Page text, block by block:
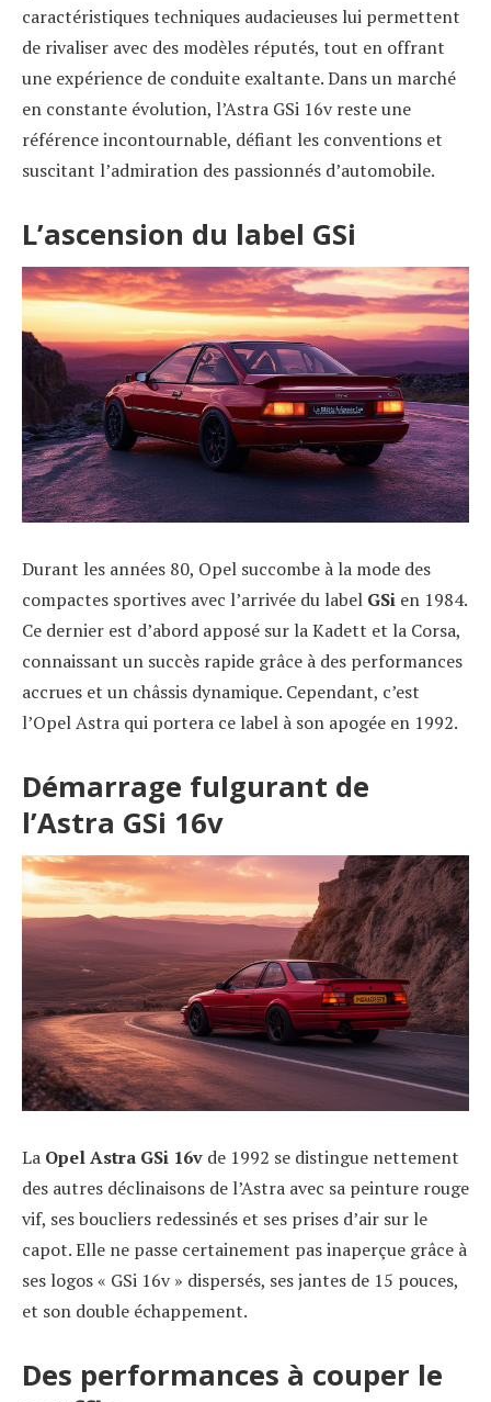
caractéristiques techniques audacieuses lui permettent
de rivaliser avec des modèles réputés, tout en offrant
une expérience de conduite exaltante. Dans un marché
en constante évolution, l’Astra GSi 16v reste une
référence incontournable, défiant les conventions et
suscitant l’admiration des passionnés d’automobile.
L’ascension du label GSi
Durant les années 80, Opel succombe à la mode des
compactes sportives avec l’arrivée du label GSi en 1984.
Ce dernier est d’abord apposé sur la Kadett et la Corsa,
connaissant un succès rapide grâce à des performances
accrues et un châssis dynamique. Cependant, c’est
l’Opel Astra qui portera ce label à son apogée en 1992.
Démarrage fulgurant de
l’Astra GSi 16v
La Opel Astra GSi 16v de 1992 se distingue nettement
des autres déclinaisons de l’Astra avec sa peinture rouge
vif, ses boucliers redessinés et ses prises d’air sur le
capot. Elle ne passe certainement pas inaperçue grâce à
ses logos « GSi 16v » dispersés, ses jantes de 15 pouces,
et son double échappement.
Des performances à couper le